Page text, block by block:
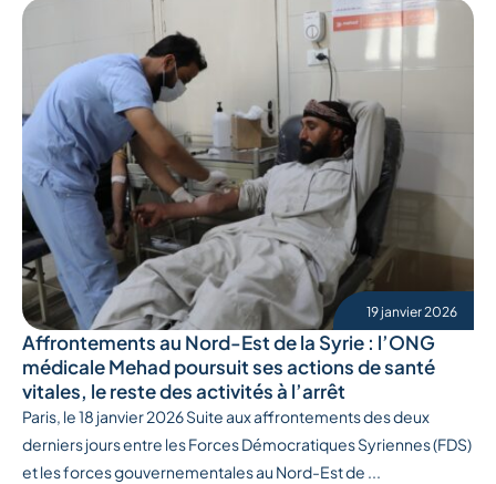
19 janvier 2026
Affrontements au Nord-Est de la Syrie : l’ONG
médicale Mehad poursuit ses actions de santé
vitales, le reste des activités à l’arrêt
Paris, le 18 janvier 2026 Suite aux affrontements des deux
derniers jours entre les Forces Démocratiques Syriennes (FDS)
et les forces gouvernementales au Nord-Est de ...